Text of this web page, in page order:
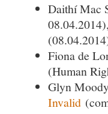
Daithí Mac
08.04.2014),
Fiona de
(Human
Glyn
Invalid